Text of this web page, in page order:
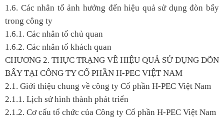
1.6. Các nhân tố ảnh hưởng đến hiệu quả sử dụng đòn bẩy
trong công ty
1.6.1. Các nhân tố chủ quan
1.6.2. Các nhân tố khách quan
CHƯƠNG 2. THỰC TRẠNG VỀ HIỆU QUẢ SỬ DỤNG ĐÕN
BẨY TẠI CÔNG TY CỔ PHẦN H-PEC VIỆT NAM
2.1. Giới thiệu chung về công ty Cổ phần H-PEC Việt Nam
2.1.1. Lịch sử hình thành phát triển
2.1.2. Cơ cấu tổ chức của Công ty Cổ phần H-PEC Việt Nam